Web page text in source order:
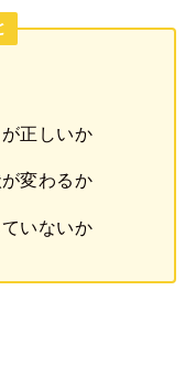
正しいか
変わるか
いないか